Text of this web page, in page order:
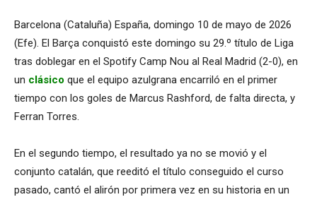
Barcelona (Cataluña) España, domingo 10 de mayo de 2026
(Efe). El Barça conquistó este domingo su 29.º título de Liga
tras doblegar en el Spotify Camp Nou al Real Madrid (2-0), en
un clásico que el equipo azulgrana encarriló en el primer
tiempo con los goles de Marcus Rashford, de falta directa, y
Ferran Torres.
En el segundo tiempo, el resultado ya no se movió y el
conjunto catalán, que reeditó el título conseguido el curso
pasado, cantó el alirón por primera vez en su historia en un